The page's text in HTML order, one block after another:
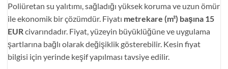
Poliüretan su yalıtımı, sağladığı yüksek koruma ve uzun ömür
ile ekonomik bir çözümdür. Fiyatı metrekare (m²) başına 15
EUR civarındadır. Fiyat, yüzeyin büyüklüğüne ve uygulama
şartlarına bağlı olarak değişiklik gösterebilir. Kesin fiyat
bilgisi için yerinde keşif yapılması tavsiye edilir.